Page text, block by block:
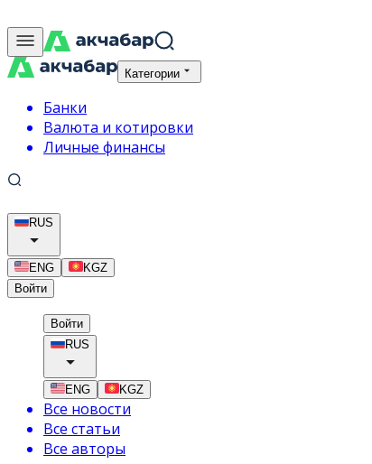
Категории
Банки
Валюта и котировки
Личные финансы
RUS
ENG
KGZ
Войти
Войти
RUS
ENG KGZ
Все новости
Все статьи
Все авторы